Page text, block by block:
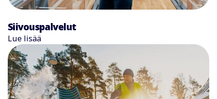
Siivouspalvelut
Lue lisää